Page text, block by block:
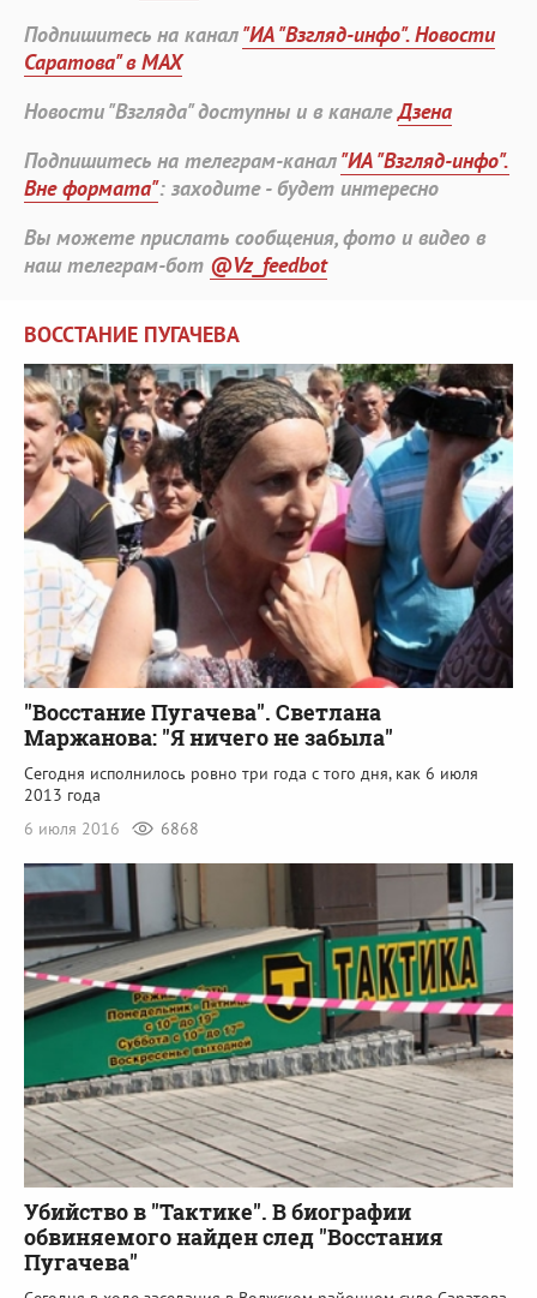
Подпишитесь на канал"ИА "Взгляд-инфо". Новости
Саратова" в MAX
Новости "Взгляда" доступны и в каналеДзена
Подпишитесь на телеграм-канал"ИА "Взгляд-инфо".
Вне формата": заходите - будет интересно
Вы можете прислать сообщения, фото и видео в
наш телеграм-бот @Vz_feedbot
ВОССТАНИЕ ПУГАЧЕВА
"Восстание Пугачева". Светлана
Маржанова: "Я ничего не забыла"
Сегодня исполнилось ровно три года с того дня, как 6 июля
2013 года
6 июля 2016
6868
Убийство в "Тактике". В биографии
обвиняемого найден след "Восстания
Пугачева"